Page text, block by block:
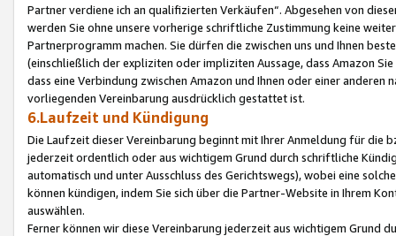
Partner verdiene ich an qualifizierten Verkäufen“. Abgesehen von
werden Sie ohne unsere vorherige schriftliche Zustimmung keine
Partnerprogramm machen. Sie dürfen die zwischen uns und Ihnen
(einschließlich der expliziten oder impliziten Aussage, dass Amazon
dass eine Verbindung zwischen Amazon und Ihnen oder einer
vorliegenden Vereinbarung ausdrücklich gestattet ist.
6.Laufzeit und Kündigung
Die Laufzeit dieser Vereinbarung beginnt mit Ihrer Anmeldung für die
jederzeit ordentlich oder aus wichtigem Grund durch schriftliche
automatisch und unter Ausschluss des Gerichtswegs), wobei eine
können kündigen, indem Sie sich über die Partner-Website in Ihrem
auswählen.
Ferner können wir diese Vereinbarung jederzeit aus wichtigem Grund